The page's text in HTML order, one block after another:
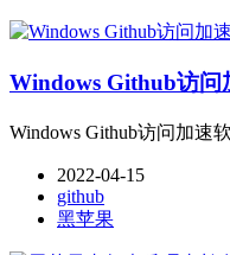
Windows Github访问
Windows Github访问加速
2022-04-15
github
黑苹果